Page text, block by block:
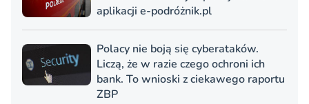
aplikacji e-podróżnik.pl
Polacy nie boją się cyberataków.
Liczą, że w razie czego ochroni ich
bank. To wnioski z ciekawego raportu
ZBP